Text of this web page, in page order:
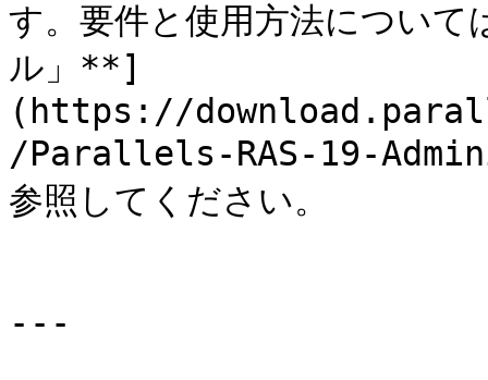
す。要件と使用方法につい
ル」**]
(https://
/Parallels-RAS-19-
参照してください。
---